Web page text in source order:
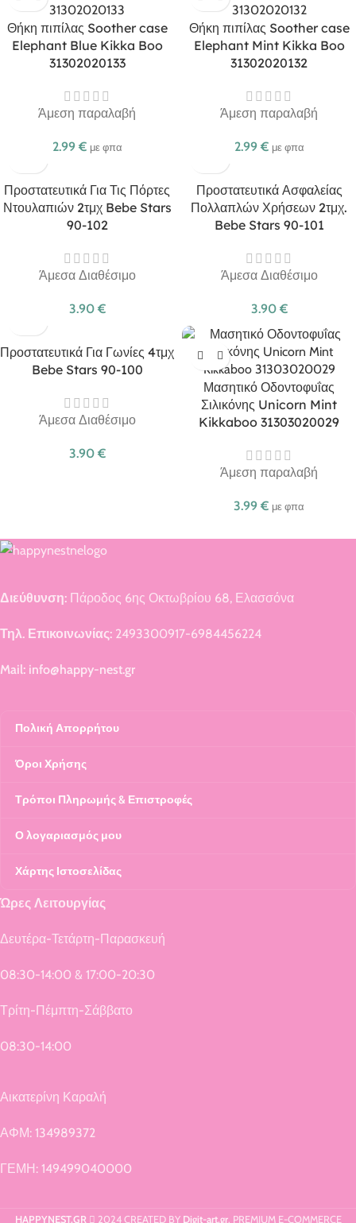
Θήκη πιπίλας Soother case
Elephant Blue Kikka Boo
31302020133
Άμεση παραλαβή
2.99 € με φπα
Θήκη πιπίλας Soother case
Elephant Mint Kikka Boo
31302020132
Άμεση παραλαβή
2.99 € με φπα
Προστατευτικά Για Τις Πόρτες
Ντουλαπιών 2τμχ Bebe Stars
90-102
Άμεσα Διαθέσιμο
3.90 €
Προστατευτικά Ασφαλείας
Πολλαπλών Χρήσεων 2τμχ.
Bebe Stars 90-101
Άμεσα Διαθέσιμο
3.90 €
Προστατευτικά Για Γωνίες 4τμχ
Bebe Stars 90-100
Άμεσα Διαθέσιμο
3.90 €
Μασητικό Οδοντοφυΐας
Σιλικόνης Unicorn Mint
Kikkaboo 31303020029
Άμεση παραλαβή
3.99 € με φπα
Διεύθυνση: Πάροδος 6ης Οκτωβρίου 68, Ελασσόνα
Τηλ. Επικοινωνίας: 2493300917-6984456224
Mail: info@happy-nest.gr
Πολική Απορρήτου
Όροι Χρήσης
Τρόποι Πληρωμής & Επιστροφές
Ο λογαριασμός μου
Χάρτης Ιστοσελίδας
Ώρες Λειτουργίας
Δευτέρα-Τετάρτη-Παρασκευή
08:30-14:00 & 17:00-20:30
Τρίτη-Πέμπτη-Σάββατο
08:30-14:00
Αικατερίνη Καραλή
ΑΦΜ: 134989372
ΓΕΜΗ: 149499040000
HAPPYNEST.GR 2024 CREATED BY Digit-art.gr. PREMIUM E-COMMERCE